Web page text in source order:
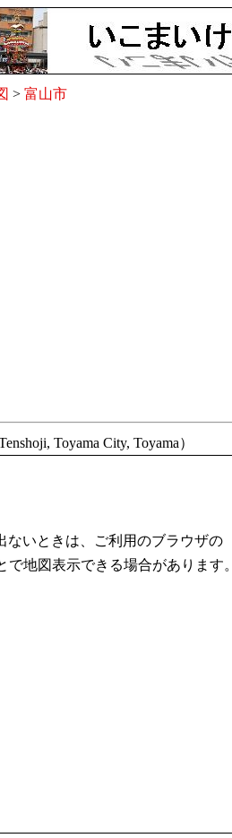
> 富山市
Toyama City, Toyama）
ないときは、ご利用のブラウザの
で地図表示できる場合があります。